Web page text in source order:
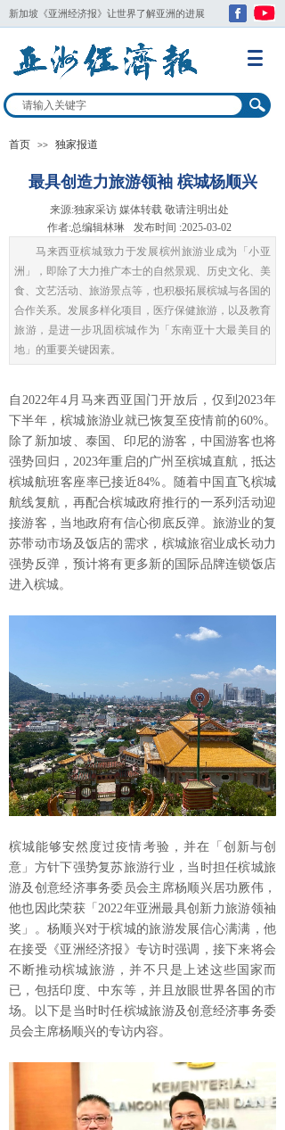
新加坡《亚洲经济报》让世界了解亚洲的进展
首页 >> 独家报道
最具创造力旅游领袖 槟城杨顺兴
来源:独家采访 媒体转载 敬请注明出处
作者:总编辑林琳 发布时间 :2025-03-02
马来西亚槟城致力于发展槟州旅游业成为「小亚
洲」，即除了大力推广本士的自然景观、历史文化、美
食、文艺活动、旅游景点等，也积极拓展槟城与各国的
合作关系。发展多样化项目，医疗保健旅游，以及教育
旅游，是进一步巩固槟城作为「东南亚十大最美目的
地」的重要关键因素。
自2022年4月马来西亚国门开放后，仅到2023年
下半年，槟城旅游业就已恢复至疫情前的60%。
除了新加坡、泰国、印尼的游客，中国游客也将
强势回归，2023年重启的广州至槟城直航，抵达
槟城航班客座率已接近84%。随着中国直飞槟城
航线复航，再配合槟城政府推行的一系列活动迎
接游客，当地政府有信心彻底反弹。旅游业的复
苏带动市场及饭店的需求，槟城旅宿业成长动力
强势反弹，预计将有更多新的国际品牌连锁饭店
进入槟城。
槟城能够安然度过疫情考验，并在「创新与创
意」方针下强势复苏旅游行业，当时担任槟城旅
游及创意经济事务委员会主席杨顺兴居功厥伟，
他也因此荣获「2022年亚洲最具创新力旅游领袖
奖」。杨顺兴对于槟城的旅游发展信心满满，他
在接受《亚洲经济报》专访时强调，接下来将会
不断推动槟城旅游，并不只是上述这些国家而
已，包括印度、中东等，并且放眼世界各国的市
场。以下是当时时任槟城旅游及创意经济事务委
员会主席杨顺兴的专访内容。